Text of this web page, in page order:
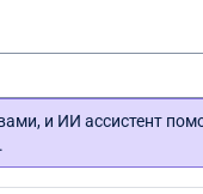
и ИИ ассистент